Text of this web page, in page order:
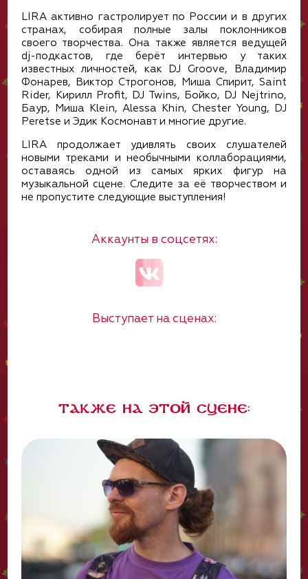
LIRA активно гастролирует по России и в других
странах, собирая полные залы поклонников
своего творчества. Она также является ведущей
dj-подкастов, где берёт интервью у таких
известных личностей, как DJ Groove, Владимир
Фонарев, Виктор Строгонов, Миша Cпирит, Saint
Rider, Кирилл Profit, DJ Twins, Бойко, DJ Nejtrino,
Баур, Миша Klein, Alessa Khin, Chester Young, DJ
Peretse и Эдик Космонавт и многие другие.
LIRA продолжает удивлять своих слушателей
новыми треками и необычными коллаборациями,
оставаясь одной из самых ярких фигур на
музыкальной сцене. Следите за её творчеством и
не пропустите следующие выступления!
Аккаунты в соцсетях:
Выступает на сценах:
Также на этой сцене: